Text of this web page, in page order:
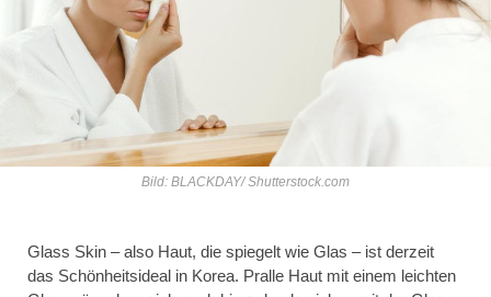
Bild: BLACKDAY/ Shutterstock.com
Glass Skin – also Haut, die spiegelt wie Glas – ist derzeit
das Schönheitsideal in Korea. Pralle Haut mit einem leichten